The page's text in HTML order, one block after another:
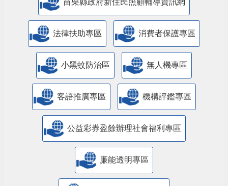
法律扶助專區 消費者保護專區
小黑蚊防治區 無人機專區
客語推廣專區 機構評鑑專區
公益彩券盈餘辦理社會福利專區
廉能透明專區